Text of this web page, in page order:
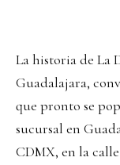
La historia de La
Guadalajara,
que pronto se
sucursal en
CDMX, en la